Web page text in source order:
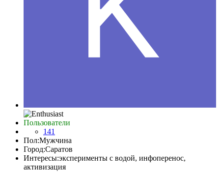
Пользователи
141
Пол:Мужчина
Город:Саратов
Интересы:эксперименты с водой, инфоперенос,
активизация